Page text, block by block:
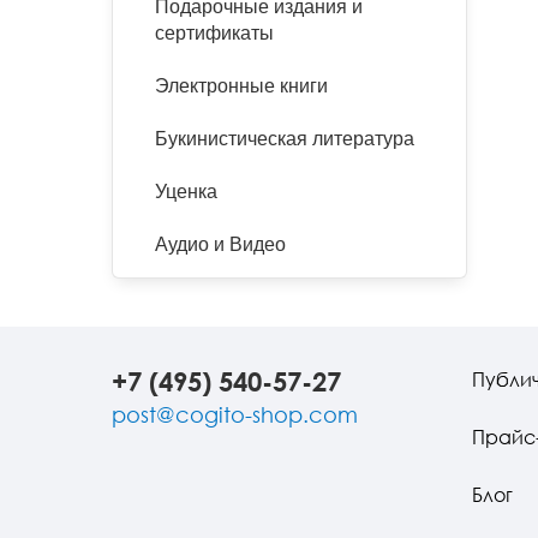
Подарочные издания и
сертификаты
Электронные книги
Букинистическая литература
Уценка
Аудио и Видео
+7 (495) 540-57-27
post@cogito-shop.com
Блог